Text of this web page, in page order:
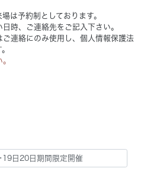
は予約制としております。
時、ご連絡先をご記入下さい。
ご連絡にのみ使用し、個人情報保護法